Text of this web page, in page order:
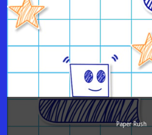
Paper Rush